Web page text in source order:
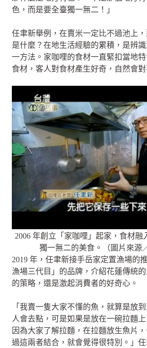
色，而是要全臺獨一無二！」
任聿新舉例，在賣米一定比不過池上
是什麼？在地生活經驗的累積，是辨
一方法。家咖哩的食材一直緊扣當地
食材，客人對食材產生好奇，自然會對
2006 年創立「家咖哩」起家，食材融
獨一無二的美食。（圖片來源
2019 年，任聿新接手岳家定置漁場的
漁場三代目」的品牌，介紹花蓮傳統
的策略，還是激起消費者的好奇心。
「我賣一隻大家不懂的魚，就算是放
人會去點，可是如果是放在一碗拉麵
因為大家了解拉麵，在拉麵放生魚片
過這兩者結合，就會覺得很特別。」任